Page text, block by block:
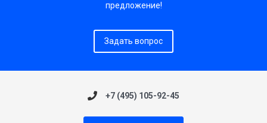
предложение!
Задать вопрос
+7 (495) 105-92-45